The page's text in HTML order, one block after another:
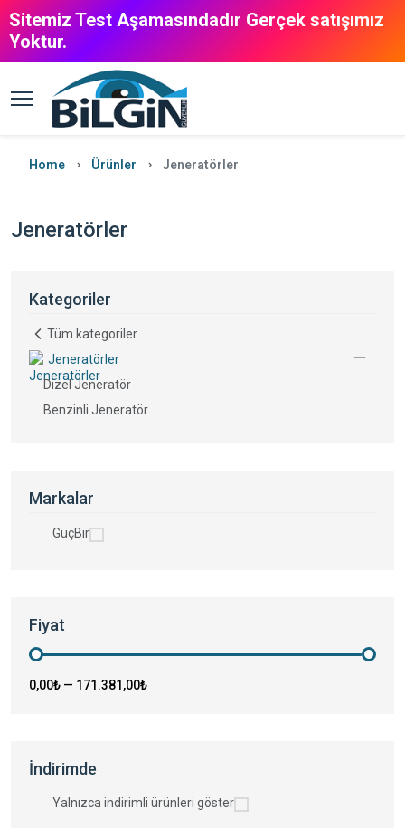
Sitemiz Test Aşamasındadır Gerçek satışımız
Yoktur.
Home Ürünler Jeneratörler
Jeneratörler
Kategoriler
Tüm kategoriler
Jeneratörler
Dizel Jeneratör
Benzinli Jeneratör
Markalar
GüçBir
Fiyat
0,00₺ — 171.381,00₺
İndirimde
Yalnızca indirimli ürünleri göster